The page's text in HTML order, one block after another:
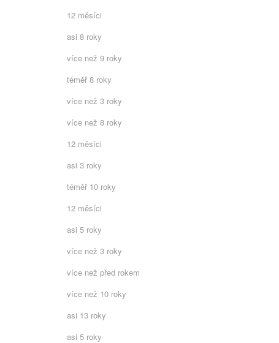
12 měsíci
asi 8 roky
více než 9 roky
téměř 8 roky
více než 3 roky
více než 8 roky
12 měsíci
asi 3 roky
téměř 10 roky
12 měsíci
asi 5 roky
více než 3 roky
více než před rokem
více než 10 roky
asi 13 roky
asi 5 roky